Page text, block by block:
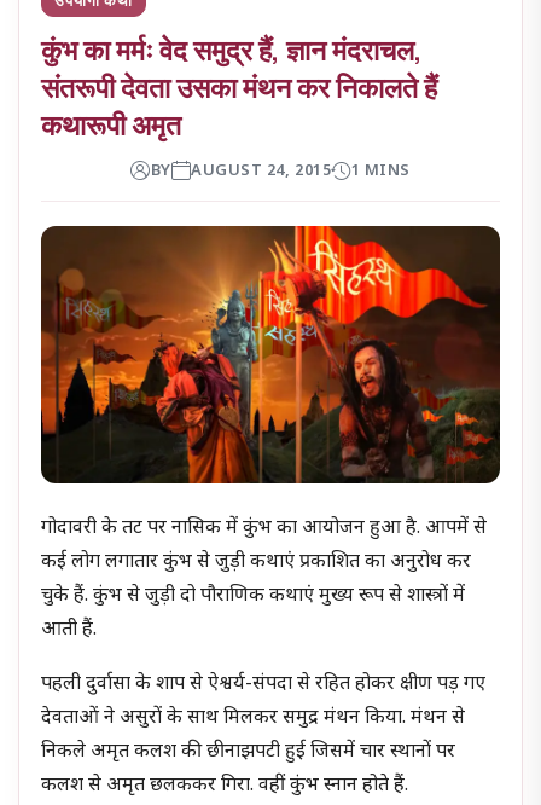
कुंभ का मर्मः वेद समुद्र हैं, ज्ञान मंदराचल,
संतरूपी देवता उसका मंथन कर निकालते हैं
कथारूपी अमृत
BY AUGUST 24, 2015 1 MINS
गोदावरी के तट पर नासिक में कुंभ का आयोजन हुआ है. आपमें से
कई लोग लगातार कुंभ से जुड़ी कथाएं प्रकाशित का अनुरोध कर
चुके हैं. कुंभ से जुड़ी दो पौराणिक कथाएं मुख्य रूप से शास्त्रों में
आती हैं.
पहली दुर्वासा के शाप से ऐश्वर्य-संपदा से रहित होकर क्षीण पड़ गए
देवताओं ने असुरों के साथ मिलकर समुद्र मंथन किया. मंथन से
निकले अमृत कलश की छीनाझपटी हुई जिसमें चार स्थानों पर
कलश से अमृत छलककर गिरा. वहीं कुंभ स्नान होते हैं.